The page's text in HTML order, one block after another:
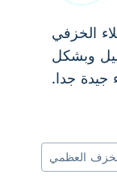
الخزفي
وبشكل
جيدة جدا.
العظمي